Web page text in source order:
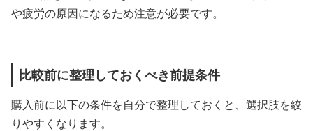
や疲労の原因になるため注意が必要です。
比較前に整理しておくべき前提条件
購入前に以下の条件を自分で整理しておくと、選択肢を絞
りやすくなります。